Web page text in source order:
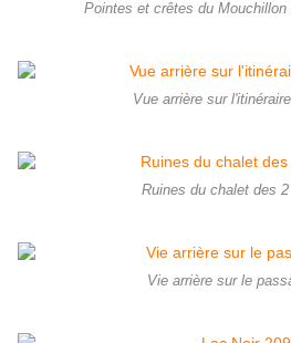
Pointes et crêtes du Mouchillon
Vue arrière sur
Ruines du chalet des
Vie arrière sur le